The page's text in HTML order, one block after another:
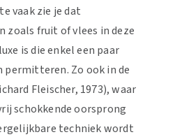
vaak zie je dat
zoals fruit of vlees in deze
is die enkel een paar
permitteren. Zo ook in de
Fleischer, 1973), waar
schokkende oorsprong
techniek wordt